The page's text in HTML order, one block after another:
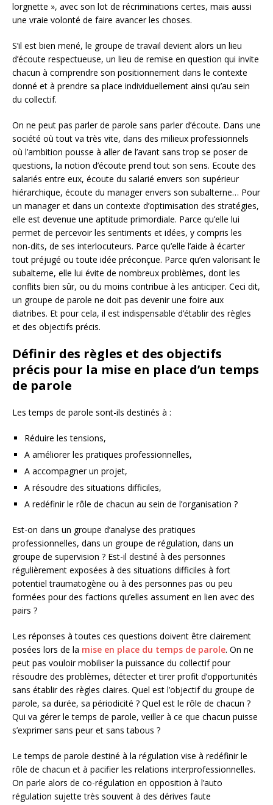
lorgnette », avec son lot de récriminations certes, mais aussi
une vraie volonté de faire avancer les choses.
S’il est bien mené, le groupe de travail devient alors un lieu
d’écoute respectueuse, un lieu de remise en question qui invite
chacun à comprendre son positionnement dans le contexte
donné et à prendre sa place individuellement ainsi qu’au sein
du collectif.
On ne peut pas parler de parole sans parler d’écoute. Dans une
société où tout va très vite, dans des milieux professionnels
où l’ambition pousse à aller de l’avant sans trop se poser de
questions, la notion d’écoute prend tout son sens. Ecoute des
salariés entre eux, écoute du salarié envers son supérieur
hiérarchique, écoute du manager envers son subalterne… Pour
un manager et dans un contexte d’optimisation des stratégies,
elle est devenue une aptitude primordiale. Parce qu’elle lui
permet de percevoir les sentiments et idées, y compris les
non-dits, de ses interlocuteurs. Parce qu’elle l’aide à écarter
tout préjugé ou toute idée préconçue. Parce qu’en valorisant le
subalterne, elle lui évite de nombreux problèmes, dont les
conflits bien sûr, ou du moins contribue à les anticiper. Ceci dit,
un groupe de parole ne doit pas devenir une foire aux
diatribes. Et pour cela, il est indispensable d’établir des règles
et des objectifs précis.
Définir des règles et des objectifs
précis pour la mise en place d’un temps
de parole
Les temps de parole sont-ils destinés à :
Réduire les tensions,
A améliorer les pratiques professionnelles,
A accompagner un projet,
A résoudre des situations difficiles,
A redéfinir le rôle de chacun au sein de l’organisation ?
Est-on dans un groupe d’analyse des pratiques
professionnelles, dans un groupe de régulation, dans un
groupe de supervision ? Est-il destiné à des personnes
régulièrement exposées à des situations difficiles à fort
potentiel traumatogène ou à des personnes pas ou peu
formées pour des factions qu’elles assument en lien avec des
pairs ?
Les réponses à toutes ces questions doivent être clairement
posées lors de la mise en place du temps de parole. On ne
peut pas vouloir mobiliser la puissance du collectif pour
résoudre des problèmes, détecter et tirer profit d’opportunités
sans établir des règles claires. Quel est l’objectif du groupe de
parole, sa durée, sa périodicité ? Quel est le rôle de chacun ?
Qui va gérer le temps de parole, veiller à ce que chacun puisse
s’exprimer sans peur et sans tabous ?
Le temps de parole destiné à la régulation vise à redéfinir le
rôle de chacun et à pacifier les relations interprofessionnelles.
On parle alors de co-régulation en opposition à l’auto
régulation sujette très souvent à des dérives faute